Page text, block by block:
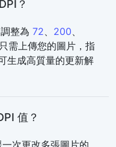
？
整為 72、 200、
需上傳您的圖片，指
生成高質量的更新解
值？
次更改多張圖片的